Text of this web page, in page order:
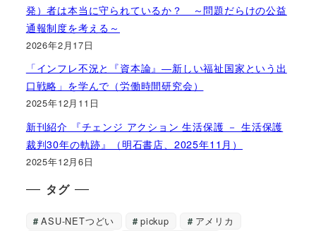
発）者は本当に守られているか？ ～問題だらけの公益
通報制度を考える～
2026年2月17日
「インフレ不況と『資本論』―新しい福祉国家という出
口戦略」を学んで（労働時間研究会）
2025年12月11日
新刊紹介 『チェンジ アクション 生活保護 － 生活保護
裁判30年の軌跡』（明石書店、2025年11月）
2025年12月6日
タグ
ASU-NETつどい pickup
アメリカ